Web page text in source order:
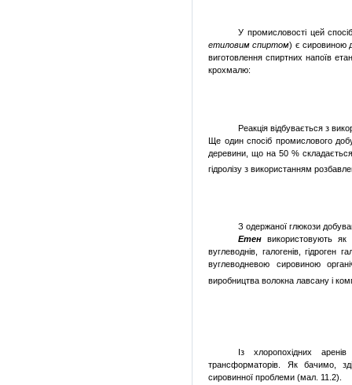
У промисловості цей
етиловим спиртом) є сировиною
виготовлення спиртних напоїв
крохмалю:
Реакція відбувається з
Ще один спосіб промислового
деревини, що на 50 %
гідролізу з використанням
З одержаної глюкози
Етен використовують
вуглеводнів, галогенів, гідроген
вуглеводневою сировиною
виробництва волокна лавсану і
Із хлоропохідних
трансформаторів. Як бачимо,
сировинної проблеми (мал. 11.2).